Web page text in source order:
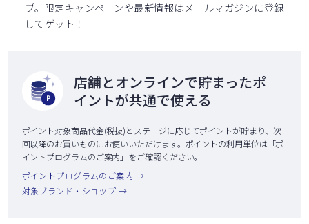
プ。 限定キャンペーンや最新情報はメールマガジンに登録
してゲット！
店舗とオンラインで貯まったポ
イントが共通で使える
ポイント対象商品代金(税抜)とステージに応じてポイントが貯まり、次
回以降のお買いものにお使いいただけます。ポイントの利用単位は「ポ
イントプログラムのご案内」をご確認ください。
ポイントプログラムのご案内 →
対象ブランド・ショップ →